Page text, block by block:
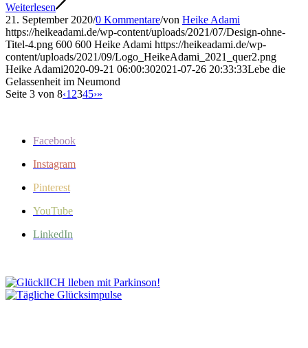
Weiterlesen
21. September 2020/0 Kommentare/von Heike Adami
https://heikeadami.de/wp-content/uploads/2021/07/Design-ohne-
Titel-4.png 600 600 Heike Adami https://heikeadami.de/wp-
content/uploads/2021/09/Logo_HeikeAdami_2021_quer2.png
Heike Adami2020-09-21 06:00:302021-07-26 20:33:33Lebe die
Gelassenheit im Neumond
Seite 3 von 8‹1 2345›»
Facebook
Instagram
Pinterest
YouTube
LinkedIn